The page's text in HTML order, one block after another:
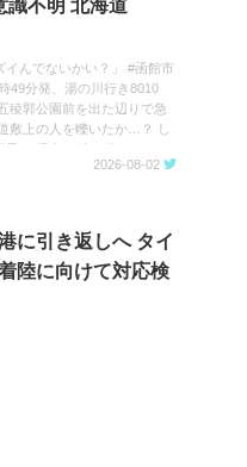
識不明 北海道
イんでないかい？」 #函館市
49分発、湯の川行き8010
稜郭公園前を出た辺りで急
敷上の人を轢いたか…？ し
子。 現在23時20分。
2026-08-02
に引き返しへ タイ
陸に向けて対応検